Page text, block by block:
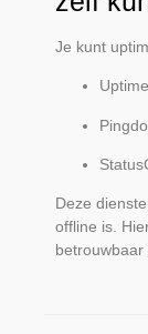
Je kunt
Deze
offline is.